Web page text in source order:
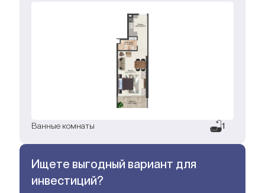
Ванные комнаты 1
Ищете выгодный вариант для
инвестиций?